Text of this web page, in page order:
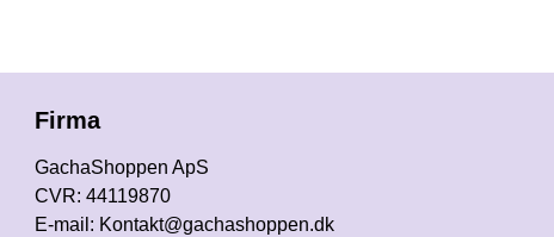
Firma
GachaShoppen ApS
CVR: 44119870
E-mail: Kontakt@gachashoppen.dk